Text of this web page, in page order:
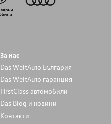
За нас
Das WeltAuto България
Das WeltAuto гаранция
FirstClass автомобили
Das Blog и новини
Контакти